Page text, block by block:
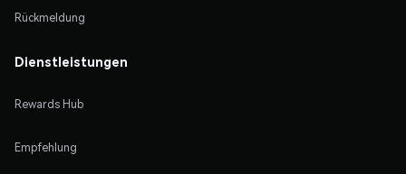
Rückmeldung
Dienstleistungen
Rewards Hub
Empfehlung